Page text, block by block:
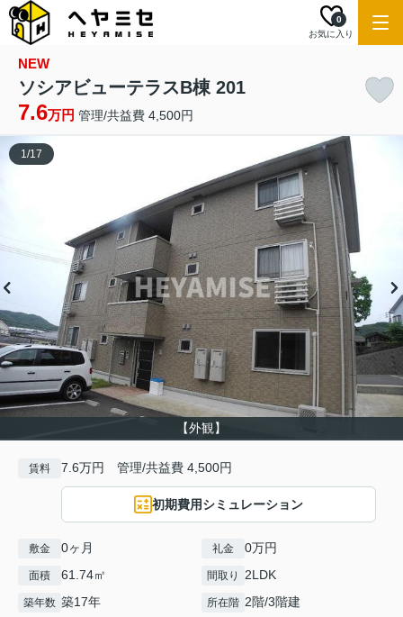
お気に入り
0
NEW
ソシアビューテラスB棟 201
7.6万円 管理/共益費 4,500円
【外観】
1/17
賃料 7.6万円 管理/共益費 4,500円
初期費用シミュレーション
敷金 0ヶ月 礼金 0万円
面積 61.74㎡ 間取り 2LDK
築年数 築17年 所在階 2階/3階建